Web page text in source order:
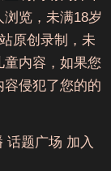
览，未满18岁
原创录制，未
内容，如果您
侵犯了您的的
话题广场 加入